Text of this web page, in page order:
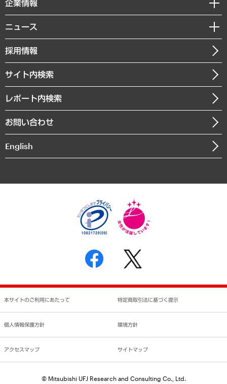
共生・ダイバーシティ
GRC（ガバナンス・リスク・コンプライアンス）・防災（政策）
経済・産業・雇用・労働
まちづくり・観光・交通・スポーツ・スマートシティ
自然資源・農林水産業・食料システム
コラム
経営用語集
受託・受注実績（官公庁関連）
メディア掲載・出演
MUFGビジネスセミナー
受託案件情報
企業情報
私たちの想い
社長メッセージ
会社概要
沿革
組織図・本部部室紹介
インドネシア現地法人
個人情報保護方針
反社会的勢力に対する基本方針
書面による個人情報の開示等の請求の手続きについて
ニュース
ニュースリリース
お知らせ
採用情報
サイト内検索
レポート内検索
お問い合わせ
English
本サイトのご利用にあたって 特定商取引法に基づく提示
個人情報保護方針 環境方針
アクセスマップ サイトマップ
© Mitsubishi UFJ Research and Consulting Co., Ltd.